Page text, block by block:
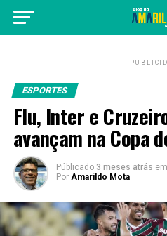
ESPORTES
Flu, Inter e
avançam na Copa
Públicado 3 meses atrás em
Por Amarildo Mota